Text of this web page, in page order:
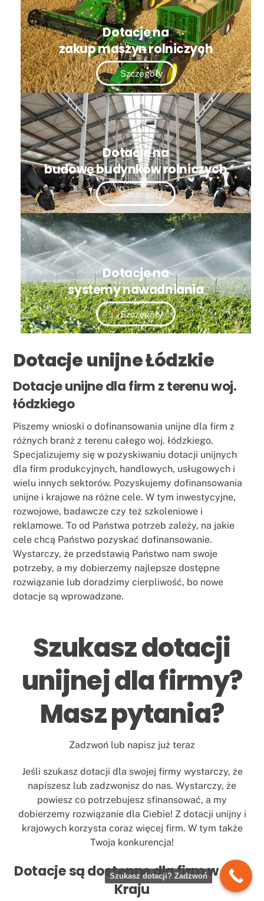
Dotacje na
zakup maszyn rolniczych
Szczegóły
Dotacje na
budowę budynków rolniczych
Szczegóły
Dotacje na
systemy nawadniania
Szczegóły
Dotacje unijne Łódzkie
Dotacje unijne dla firm z terenu woj.
łódzkiego
Piszemy wnioski o dofinansowania unijne dla firm z
różnych branż z terenu całego woj. łódzkiego.
Specjalizujemy się w pozyskiwaniu dotacji unijnych
dla firm produkcyjnych, handlowych, usługowych i
wielu innych sektorów. Pozyskujemy dofinansowania
unijne i krajowe na różne cele. W tym inwestycyjne,
rozwojowe, badawcze czy też szkoleniowe i
reklamowe. To od Państwa potrzeb zależy, na jakie
cele chcą Państwo pozyskać dofinansowanie.
Wystarczy, że przedstawią Państwo nam swoje
potrzeby, a my dobierzemy najlepsze dostępne
rozwiązanie lub doradzimy cierpliwość, bo nowe
dotacje są wprowadzane.
Szukasz dotacji
unijnej dla firmy?
Masz pytania?
Zadzwoń lub napisz już teraz
Jeśli szukasz dotacji dla swojej firmy wystarczy, że
napiszesz lub zadzwonisz do nas. Wystarczy, że
powiesz co potrzebujesz sfinansować, a my
dobierzemy rozwiązanie dla Ciebie! Z dotacji unijny i
krajowych korzysta coraz więcej firm. W tym także
Twoja konkurencja!
Dotacje są dostępne dla firm w cały
Kraju
Szukasz dotacji? Zadzwoń